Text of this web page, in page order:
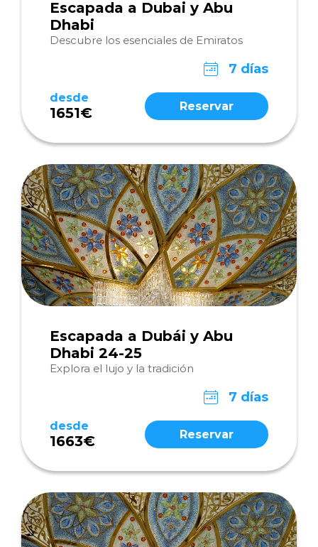
Escapada a Dubai y Abu
Dhabi
Descubre los esenciales de Emiratos
7 días
desde
1651€ Reservar
Escapada a Dubái y Abu
Dhabi 24-25
Explora el lujo y la tradición
7 días
desde
1663€ Reservar